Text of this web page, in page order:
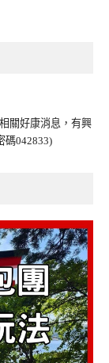
關好康消息，有興
碼042833)